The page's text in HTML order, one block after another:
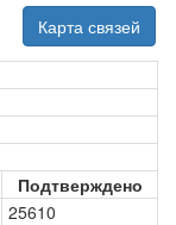
Карта связей
Подтверждено
25610